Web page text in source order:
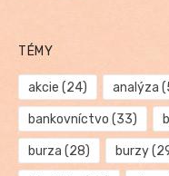
TÉMY
akcie (24) analýza
bankovníctvo (33)
burza (28) burzy